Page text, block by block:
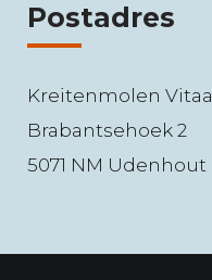
Postadres
Kreitenmolen Vitaal
Brabantsehoek 2
5071 NM Udenhout